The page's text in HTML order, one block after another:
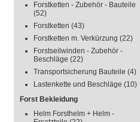
Forstketten - Zubehör - Bauteile
(52)
Forstketten (43)
Forstketten m. Verkürzung (22)
Forstseilwinden - Zubehör -
Beschläge (22)
Transportsicherung Bauteile (4)
Lastenkette und Beschläge (10)
Forst Bekleidung
Helm Forsthelm + Helm -